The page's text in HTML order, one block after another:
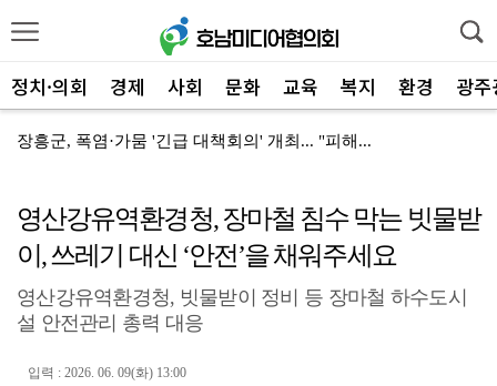
정치·의회 경제 사회 문화 교육 복지 환경 광
장흥군, 폭염·가뭄 '긴급 대책회의' 개최... "피해...
전남광주특별시, 해남 '400MW 태양광' 착공…SK하...
전남광주특별시 '폭염 비상', 온열질환 고위험군 특별 ...
신안군, 'TYM 동양 국제' 박병배 대표 고향사랑기부...
영산강유역환경청, 장마철 침수 막는 빗물받
이, 쓰레기 대신 ‘안전’을 채워주세요
영산강유역환경청, 빗물받이 정비 등 장마철 하수도시
설 안전관리 총력 대응
입력 : 2026. 06. 09(화) 13:00